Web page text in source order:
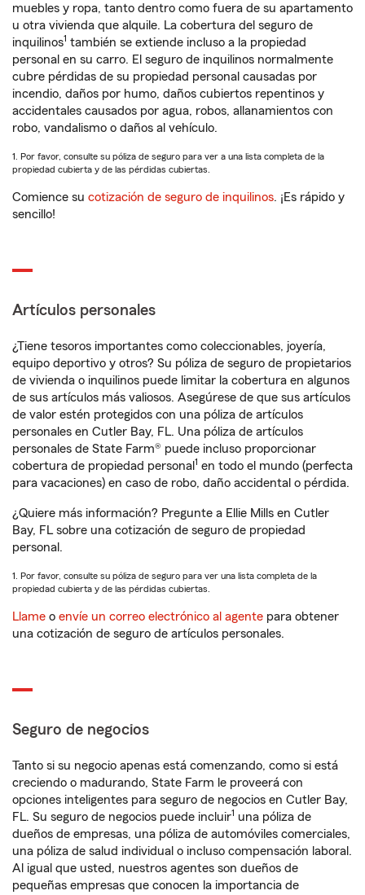
muebles y ropa, tanto dentro como fuera de su apartamento
u otra vivienda que alquile. La cobertura del seguro de
inquilinos1 también se extiende incluso a la propiedad
personal en su carro. El seguro de inquilinos normalmente
cubre pérdidas de su propiedad personal causadas por
incendio, daños por humo, daños cubiertos repentinos y
accidentales causados por agua, robos, allanamientos con
robo, vandalismo o daños al vehículo.
1. Por favor, consulte su póliza de seguro para ver a una lista completa de la
propiedad cubierta y de las pérdidas cubiertas.
Comience su cotización de seguro de inquilinos. ¡Es rápido y
sencillo!
Artículos personales
¿Tiene tesoros importantes como coleccionables, joyería,
equipo deportivo y otros? Su póliza de seguro de propietarios
de vivienda o inquilinos puede limitar la cobertura en algunos
de sus artículos más valiosos. Asegúrese de que sus artículos
de valor estén protegidos con una póliza de artículos
personales en Cutler Bay, FL. Una póliza de artículos
personales de State Farm® puede incluso proporcionar
cobertura de propiedad personal 1 en todo el mundo (perfecta
para vacaciones) en caso de robo, daño accidental o pérdida.
¿Quiere más información? Pregunte a Ellie Mills en Cutler
Bay, FL sobre una cotización de seguro de propiedad
personal.
1. Por favor, consulte su póliza de seguro para ver una lista completa de la
propiedad cubierta y de las pérdidas cubiertas.
Llame o envíe un correo electrónico al agente para obtener
una cotización de seguro de artículos personales.
Seguro de negocios
Tanto si su negocio apenas está comenzando, como si está
creciendo o madurando, State Farm le proveerá con
opciones inteligentes para seguro de negocios en Cutler Bay,
FL. Su seguro de negocios puede incluir1 una póliza de
dueños de empresas, una póliza de automóviles comerciales,
una póliza de salud individual o incluso compensación laboral.
Al igual que usted, nuestros agentes son dueños de
pequeñas empresas que conocen la importancia de